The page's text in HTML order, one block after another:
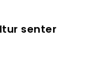
senter